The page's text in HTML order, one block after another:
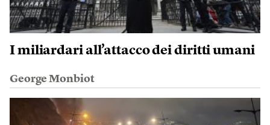
I miliardari all’attacco dei diritti umani
George Monbiot